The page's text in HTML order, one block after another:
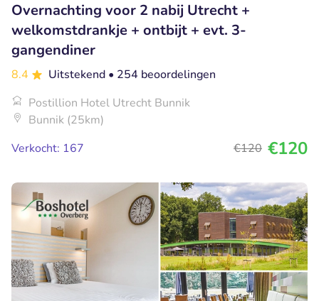
Overnachting voor 2 nabij Utrecht +
welkomstdrankje + ontbijt + evt. 3-
gangendiner
8.4 Uitstekend • 254 beoordelingen
Postillion Hotel Utrecht Bunnik
Bunnik (25km)
Verkocht: 167
€120 €120